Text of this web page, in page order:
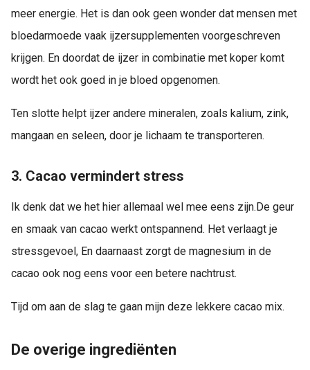
meer energie. Het is dan ook geen wonder dat mensen met
bloedarmoede vaak ijzersupplementen voorgeschreven
krijgen. En doordat de ijzer in combinatie met koper komt
wordt het ook goed in je bloed opgenomen.
Ten slotte helpt ijzer andere mineralen, zoals kalium, zink,
mangaan en seleen, door je lichaam te transporteren.
3. Cacao vermindert stress
Ik denk dat we het hier allemaal wel mee eens zijn.De geur
en smaak van cacao werkt ontspannend. Het verlaagt je
stressgevoel, En daarnaast zorgt de magnesium in de
cacao ook nog eens voor een betere nachtrust.
Tijd om aan de slag te gaan mijn deze lekkere cacao mix.
De overige ingrediënten